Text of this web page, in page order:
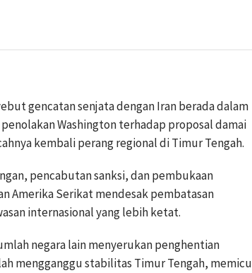
gencatan senjata dengan Iran berada dalam
Washington terhadap proposal damai
kembali perang regional di Timur Tengah.
pencabutan sanksi, dan pembukaan
Amerika Serikat mendesak pembatasan
internasional yang lebih ketat.
negara lain menyerukan penghentian
mengganggu stabilitas Timur Tengah, memicu